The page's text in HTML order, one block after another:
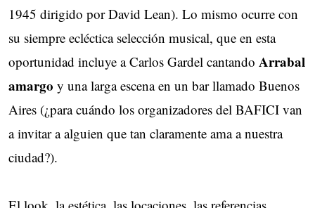
1945 dirigido por David Lean). Lo mismo ocurre con
su siempre ecléctica selección musical, que en esta
oportunidad incluye a Carlos Gardel cantando Arrabal
amargo y una larga escena en un bar llamado Buenos
Aires (¿para cuándo los organizadores del BAFICI van
a invitar a alguien que tan claramente ama a nuestra
ciudad?).